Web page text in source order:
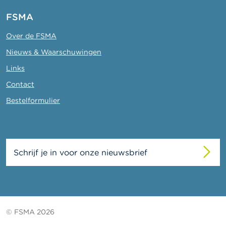
FSMA
Over de FSMA
Nieuws & Waarschuwingen
Links
Contact
Bestelformulier
Schrijf je in voor onze nieuwsbrief
© FSMA 2026